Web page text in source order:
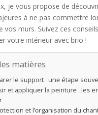
je vous propose de
à ne pas commettre
vos murs. Suivez ces
votre intérieur avec brio !
matières
le support : une étape
et appliquer la peinture : les
et l’organisation du